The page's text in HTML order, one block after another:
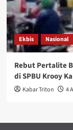
Ekbis Nasional
Rebut Pertalite
di SPBU Krooy
Kabar Triton 4